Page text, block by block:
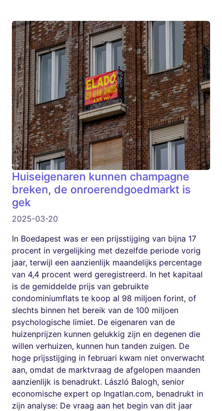
Huiseigenaren kunnen champagne
breken, de onroerendgoedmarkt is
gek
2025-03-20
In Boedapest was er een prijsstijging van bijna 17
procent in vergelijking met dezelfde periode vorig
jaar, terwijl een aanzienlijk maandelijks percentage
van 4,4 procent werd geregistreerd. In het kapitaal
is de gemiddelde prijs van gebruikte
condominiumflats te koop al 98 miljoen forint, of
slechts binnen het bereik van de 100 miljoen
psychologische limiet. De eigenaren van de
huizenprijzen kunnen gelukkig zijn en degenen die
willen verhuizen, kunnen hun tanden zuigen. De
hoge prijsstijging in februari kwam niet onverwacht
aan, omdat de marktvraag de afgelopen maanden
aanzienlijk is benadrukt. László Balogh, senior
economische expert op Ingatlan.com, benadrukt in
zijn analyse: De vraag aan het begin van dit jaar